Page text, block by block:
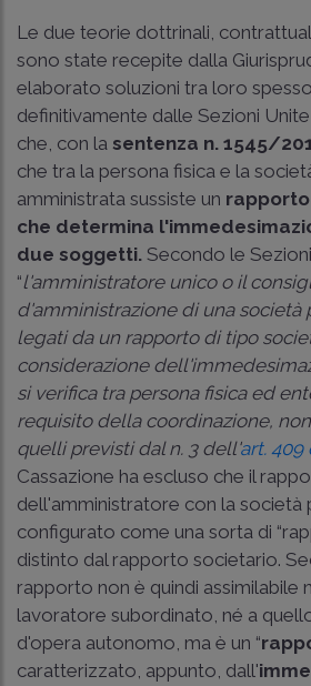
Le due teorie dottrinali,
sono state recepite dalla
elaborato soluzioni tra loro
definitivamente dalle Sezioni
che, con la sentenza n. 1545/
che tra la persona fisica e la
amministrata sussiste un
che determina
due soggetti. Secondo le
“l'amministratore unico o il
d'amministrazione di una società
legati da un rapporto di tipo
considerazione
si verifica tra persona fisica ed
requisito della coordinazione,
quelli previsti dal n. 3 dell'art. 409
Cassazione ha escluso che il
dell'amministratore con la società
configurato come una sorta di
distinto dal rapporto societario.
rapporto non è quindi assimilabile
lavoratore subordinato, né a
d'opera autonomo, ma è un “
caratterizzato, appunto, dall'